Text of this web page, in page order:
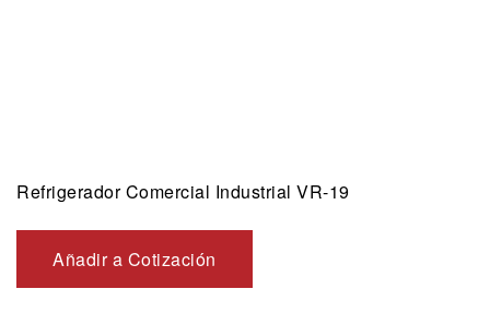
Refrigerador Comercial Industrial VR-19
Añadir a Cotización